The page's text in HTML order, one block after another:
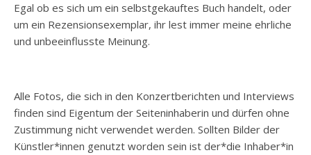
Egal ob es sich um ein selbstgekauftes Buch handelt, oder
um ein Rezensionsexemplar, ihr lest immer meine ehrliche
und unbeeinflusste Meinung.
Alle Fotos, die sich in den Konzertberichten und Interviews
finden sind Eigentum der Seiteninhaberin und dürfen ohne
Zustimmung nicht verwendet werden. Sollten Bilder der
Künstler*innen genutzt worden sein ist der*die Inhaber*in